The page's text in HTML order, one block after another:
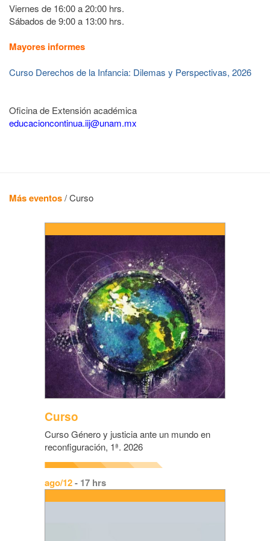
Viernes de 16:00 a 20:00 hrs.
Sábados de 9:00 a 13:00 hrs.
Mayores informes
Curso Derechos de la Infancia: Dilemas y Perspectivas, 2026
Oficina de Extensión académica
educacioncontinua.iij@unam.mx
Más eventos/Curso
Curso
Curso Género y justicia ante un mundo en
reconfiguración, 1ª. 2026
ago/12- 17 hrs